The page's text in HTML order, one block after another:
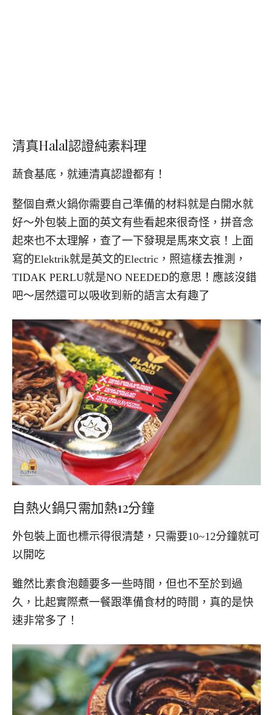
清真Halal認證純素料理
蔬食基底，就連清真認證都有！
整個自煮火鍋你需要自己準備的材料就是白開水就
好～外包裝上面的英文有些看起來很奇怪，拼音念
起來也不太理解，查了一下發現是馬來文哀！上面
寫的Elektrik就是英文的Electric，照這樣去推測，
TIDAK PERLU就是NO NEEDED的意思！應該沒錯
吧～居然還可以吸收到新的語言太有趣了
自熱火鍋只需加熱12分鐘
外包裝上面也標示得很清楚，只需要10~12分鐘就可
以開吃
雖然比素食泡麵要多一些時間，但也不至於到過
久，比起實際煮一餐跟準備食材的時間，真的是快
速非常多了！